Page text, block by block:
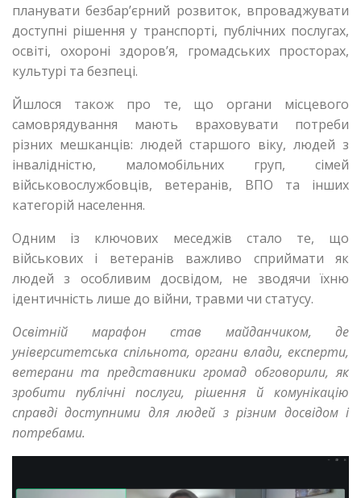
планувати безбар’єрний розвиток, впроваджувати
доступні рішення у транспорті, публічних послугах,
освіті, охороні здоров’я, громадських просторах,
культурі та безпеці.
Йшлося також про те, що органи місцевого
самоврядування мають враховувати потреби
різних мешканців: людей старшого віку, людей з
інвалідністю, маломобільних груп, сімей
військовослужбовців, ветеранів, ВПО та інших
категорій населення.
Одним із ключових меседжів стало те, що
військових і ветеранів важливо сприймати як
людей з особливим досвідом, не зводячи їхню
ідентичність лише до війни, травми чи статусу.
Освітній марафон став майданчиком, де
університетська спільнота, органи влади, експерти,
ветерани та представники громад обговорили, як
зробити публічні послуги, рішення й комунікацію
справді доступними для людей з різним досвідом і
потребами.